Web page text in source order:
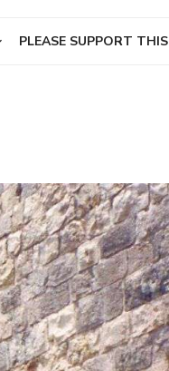
PLEASE SUPPORT THIS